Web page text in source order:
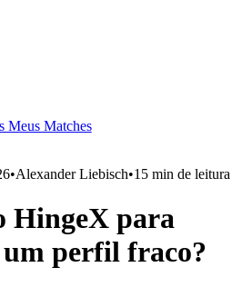
Meus Matches
•Alexander Liebisch•15 min de leitura
HingeX para
um perfil fraco?